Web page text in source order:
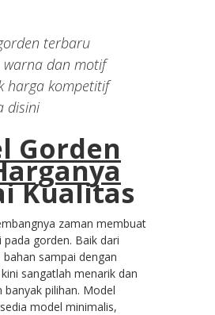
terbaru
warna dan motif
harga kompetitif
disini
Gorden
Kualitas
zaman membuat
pada gorden. Baik dari
sampai dengan
sangatlah menarik dan
banyak pilihan. Model
model minimalis,